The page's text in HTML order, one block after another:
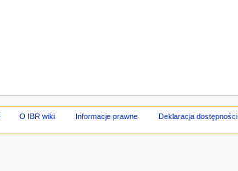
O IBR wiki Informacje prawne Deklaracja dostępności